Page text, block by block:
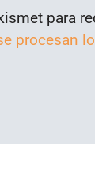
para
procesan